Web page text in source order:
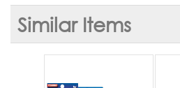
Similar Items